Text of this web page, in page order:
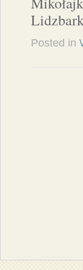
Posted in